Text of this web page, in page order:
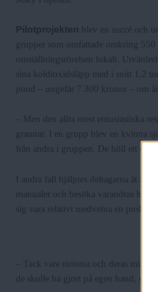
Pilotprojekten blev en succé och
grupper som omfattade omkring
omställningsrörelsen lokalt.
sina koldioxidsläpp med i snitt 1,2
pund – ungefär 7 300 kronor – om
– Men den allra mest entusiastiska
grannar. I en grupp blev en kvinna
från andra i gruppen. De höll ett öga
I andra fall hjälptes deltagarna åt att
manualer och besöka varandras
sig vara relativt medvetna en push i
– Tack vare mötena och deras milda
de skulle ha gjort på egen hand,